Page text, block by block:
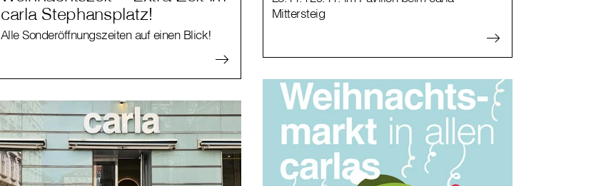
carla Stephansplatz!
Alle Sonderöffnungszeiten auf einen Blick!
Mittersteig